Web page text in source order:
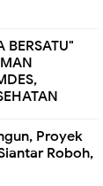
BERSATU"
Proyek
Roboh,